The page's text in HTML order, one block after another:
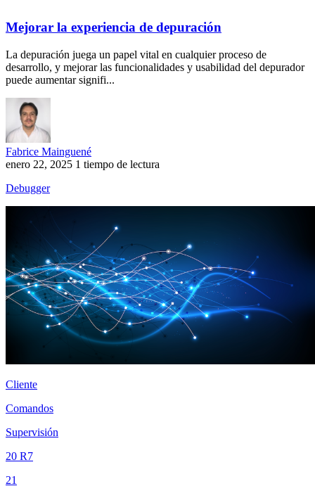
Mejorar la experiencia de depuración
La depuración juega un papel vital en cualquier proceso de
desarrollo, y mejorar las funcionalidades y usabilidad del depurador
puede aumentar signifi...
Fabrice Mainguené
enero 22, 2025 1 tiempo de lectura
Debugger
Cliente
Comandos
Supervisión
20 R7
21